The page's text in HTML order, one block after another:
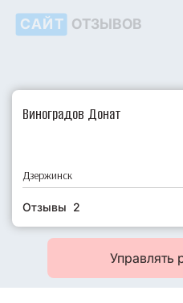
САЙТ ОТЗЫВОВ
Виноградов Донат
Дзержинск
Отзывы 2
Управлять